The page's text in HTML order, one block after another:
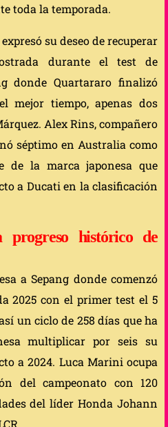
toda la temporada.
su deseo de recuperar
durante el test de
donde Quartararo finalizó
mejor tiempo, apenas dos
Alex Rins, compañero
séptimo en Australia como
de la marca japonesa que
a Ducati en la clasificación
progreso histórico de
a Sepang donde comenzó
2025 con el primer test el 5
un ciclo de 258 días que ha
multiplicar por seis su
a 2024. Luca Marini ocupa
del campeonato con 120
del líder Honda Johann